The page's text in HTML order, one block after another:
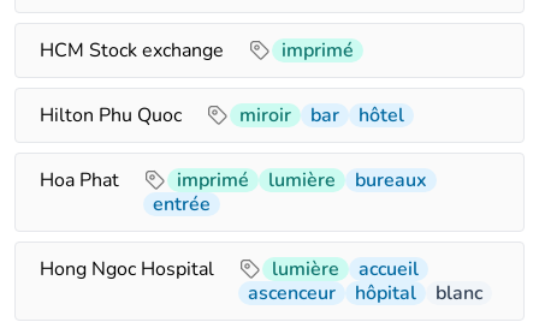
HCM Stock exchange imprimé
Hilton Phu Quoc miroir bar hôtel
Hoa Phat imprimé lumière
bureaux
entrée
Hong Ngoc Hospital lumière
accueil
ascenceur
hôpital blanc